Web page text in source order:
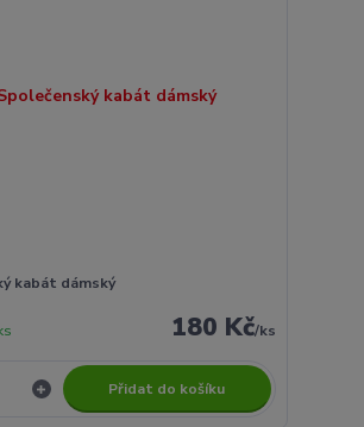
kabát dámský
180 Kč/ks
Přidat do košíku